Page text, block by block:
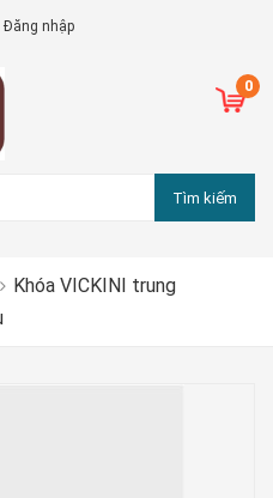
Đăng nhập
0
Tìm kiếm
Khóa VICKINI trung